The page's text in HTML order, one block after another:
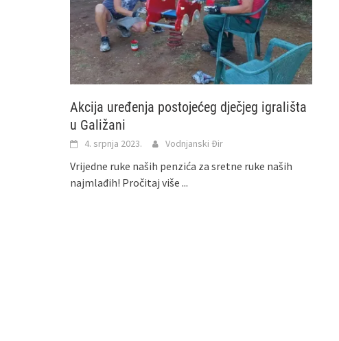
Akcija uređenja postojećeg dječjeg igrališta
u Galižani
4. srpnja 2023. Vodnjanski Đir
Vrijedne ruke naših penzića za sretne ruke naših
najmlađih! Pročitaj više ...